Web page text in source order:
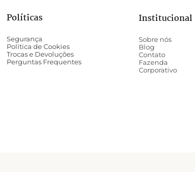
Políticas
Segurança
Política de Cookies
Trocas e Devoluções
Perguntas Frequentes
Institucional
Sobre nós
Blog
Contato
Fazenda
Corporativo